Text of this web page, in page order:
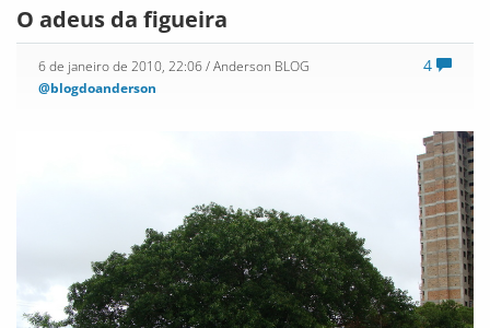
O adeus da figueira
4
6 de janeiro de 2010, 22:06/ Anderson BLOG
@blogdoanderson